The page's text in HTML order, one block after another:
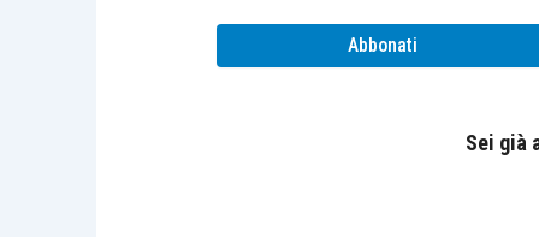
diritti di partecipazione agli utili
4 dell’articolo 2433,
Abbonati
Sei già